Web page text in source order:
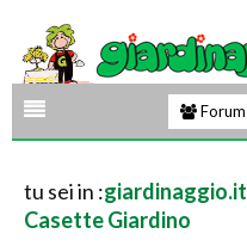
Forum
tu sei in :giardinaggio.it
Casette Giardino